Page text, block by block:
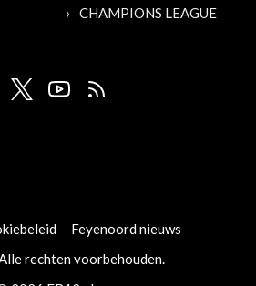
CHAMPIONS LEAGUE
Feyenoord nieuws
rechten voorbehouden.